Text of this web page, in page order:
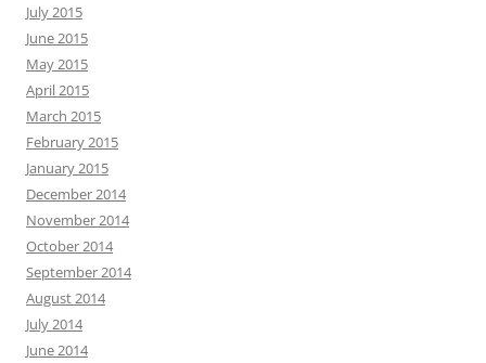
July 2015
June 2015
May 2015
April 2015
March 2015
February 2015
January 2015
December 2014
November 2014
October 2014
September 2014
August 2014
July 2014
June 2014